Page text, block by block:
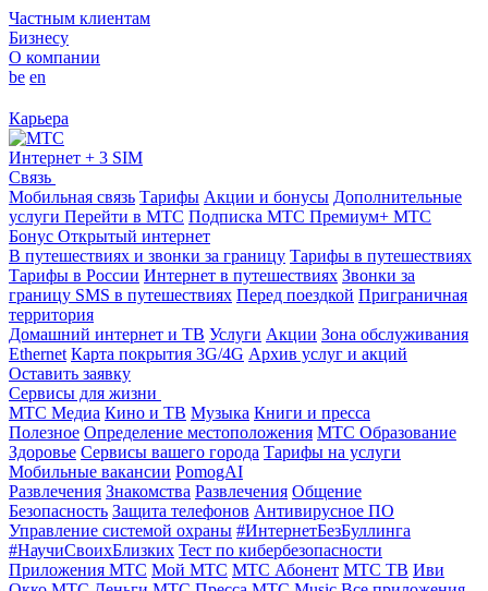
Частным клиентам
Бизнесу
О компании
be en
Карьера
Интернет + 3 SIM
Связь
Мобильная связь Тарифы Акции и бонусы Дополнительные
услуги Перейти в МТС Подписка МТС Премиум+ МТС
Бонус Открытый интернет
В путешествиях и звонки за границу Тарифы в путешествиях
Тарифы в России Интернет в путешествиях Звонки за
границу SMS в путешествиях Перед поездкой Приграничная
территория
Домашний интернет и ТВ Услуги Акции Зона обслуживания
Ethernet Карта покрытия 3G/4G Архив услуг и акций
Оставить заявку
Сервисы для жизни
МТС Медиа Кино и ТВ Музыка Книги и пресса
Полезное Определение местоположения МТС Образование
Здоровье Сервисы вашего города Тарифы на услуги
Мобильные вакансии PomogAI
Развлечения Знакомства Развлечения Общение
Безопасность Защита телефонов Антивирусное ПО
Управление системой охраны #ИнтернетБезБуллинга
#НаучиСвоихБлизких Тест по кибербезопасности
Приложения МТС Мой МТС МТС Абонент МТС ТВ Иви